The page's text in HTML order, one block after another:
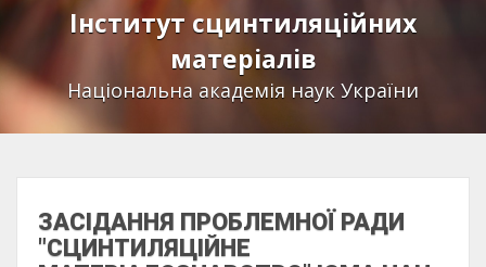
Інститут сцинтиляційних
матеріалів
Національна академія наук України
ЗАСІДАННЯ ПРОБЛЕМНОЇ РАДИ
"СЦИНТИЛЯЦІЙНЕ